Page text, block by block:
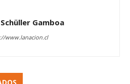
Gamboa
www.lanacion.cl